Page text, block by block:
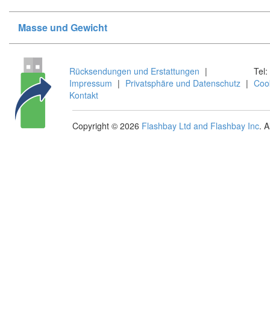
Masse und Gewicht
Tel:
Rücksendungen und Erstattungen |
Impressum | Privatsphäre und Datenschutz |
Kontakt
Copyright © 2026 Flashbay Ltd and Flashbay Inc.